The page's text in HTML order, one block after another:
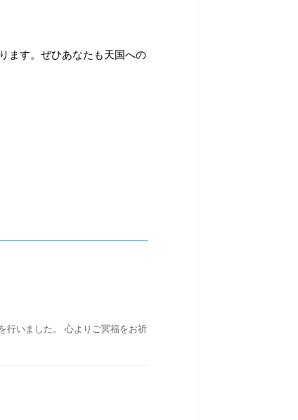
ます。ぜひあなたも天国への
行いました。 心よりご冥福をお祈